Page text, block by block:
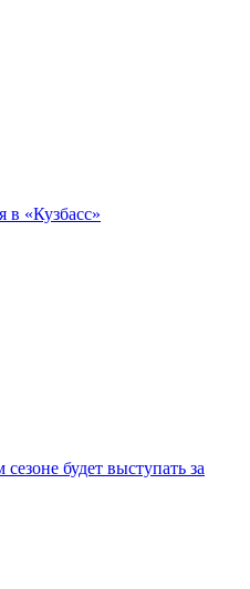
в «Кузбасс»
будет выступать за